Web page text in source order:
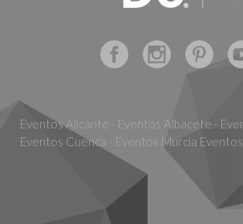
Eventos Alicante - Eventos Albacete -
Eventos Cuenca - Eventos Murcia